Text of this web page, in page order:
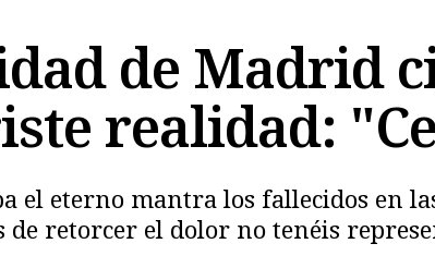
de Madrid
realidad:
el eterno mantra los fallecidos en
de retorcer el dolor no tenéis